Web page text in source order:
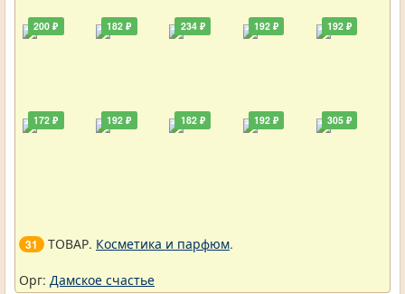
200 ₽
172 ₽
182 ₽
192 ₽
234 ₽
182 ₽
192 ₽
192 ₽
192 ₽
305 ₽
31 ТОВАР. Косметика и парфюм.
Орг: Дамское счастье